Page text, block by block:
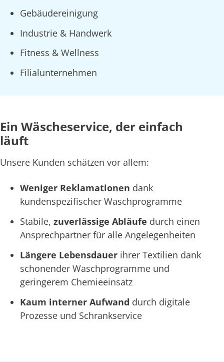
Gebäudereinigung
Industrie & Handwerk
Fitness & Wellness
Filialunternehmen
Ein Wäscheservice, der einfach
läuft
Unsere Kunden schätzen vor allem:
Weniger Reklamationen dank
kundenspezifischer Waschprogramme
Stabile, zuverlässige Abläufe durch einen
Ansprechpartner für alle Angelegenheiten
Längere Lebensdauer ihrer Textilien dank
schonender Waschprogramme und
geringerem Chemieeinsatz
Kaum interner Aufwand durch digitale
Prozesse und Schrankservice